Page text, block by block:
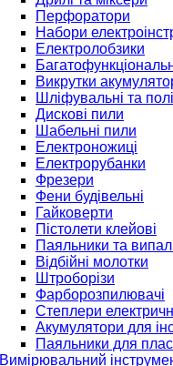
Перфоратори
Набори
Електролобзики
Викрутки
Шліфувальні та
Дискові пили
Шабельні пили
Електроножиці
Електрорубанки
Фрезери
Фени будівельні
Гайковерти
Пістолети клейові
Паяльники та
Відбійні молотки
Штроборізи
Фарборозпилювачі
Степлери
Акумулятори для
Паяльники для
Вимірювальний